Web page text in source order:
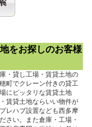
をお探しのお客様
・貸し工場・賃貸土地の
町でクレーン付きの貸工
にピッタリな賃貸土地
賃貸土地ならいい物件が
レハブ設置なども西多摩
さい。また倉庫・工場・